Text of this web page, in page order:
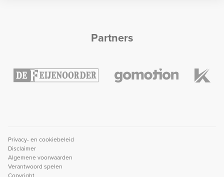
Partners
Privacy- en cookiebeleid
Disclaimer
Algemene voorwaarden
Verantwoord spelen